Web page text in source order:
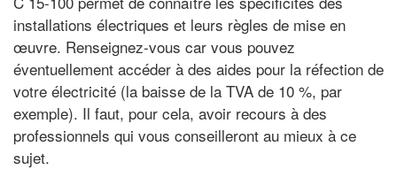
installations électriques et leurs règles de mise en
œuvre. Renseignez-vous car vous pouvez
éventuellement accéder à des aides pour la réfection de
votre électricité (la baisse de la TVA de 10 %, par
exemple). Il faut, pour cela, avoir recours à des
professionnels qui vous conseilleront au mieux à ce
sujet.